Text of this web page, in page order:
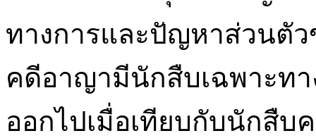
ทางการและปัญหาส่วนตั
คดีอาญามีนักสืบเฉพาะท
ออกไปเมื่อเทียบกับนักสืบ